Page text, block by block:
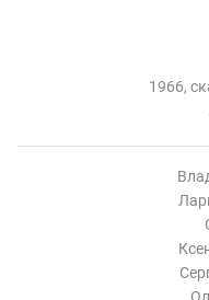
1966,